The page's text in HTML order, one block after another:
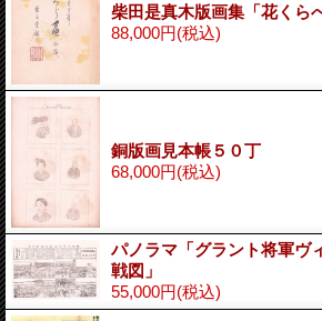
柴田是真木版画集「花くら
88,000円(税込)
銅版画見本帳５０丁
68,000円(税込)
パノラマ「グラント将軍ヴ
戦図」
55,000円(税込)